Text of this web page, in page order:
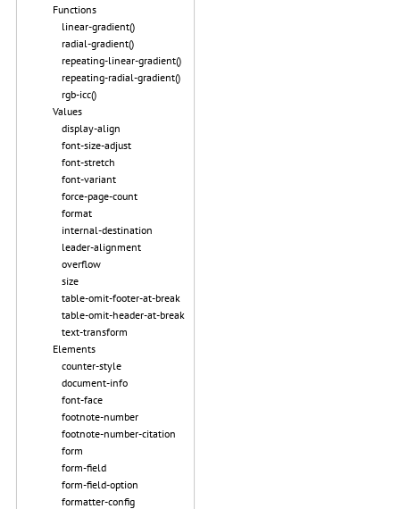
Functions
linear-gradient()
radial-gradient()
repeating-linear-gradient()
repeating-radial-gradient()
rgb-icc()
Values
display-align
font-size-adjust
font-stretch
font-variant
force-page-count
format
internal-destination
leader-alignment
overflow
size
table-omit-footer-at-break
table-omit-header-at-break
text-transform
Elements
counter-style
document-info
font-face
footnote-number
footnote-number-citation
form
form-field
form-field-option
formatter-config